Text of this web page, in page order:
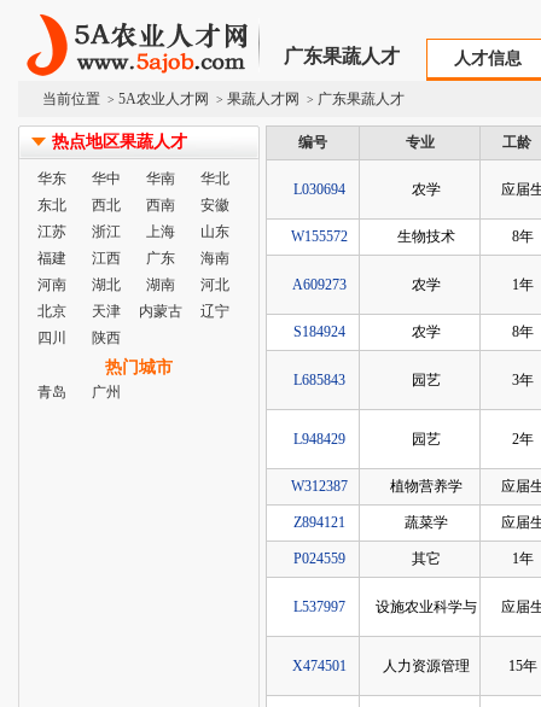
广东果蔬人才 人才信息
当前位置 > 5A农业人才网 > 果蔬人才网 > 广东果蔬人才
热点地区果蔬人才
华东 华中 华南
华北
东北
西北 西南
安徽
江苏
浙江 上海
山东
福建
江西 广东
海南
河南
湖北 湖南
河北
北京
天津 内蒙古
辽宁
四川
陕西
热门城市
青岛 广州
编号 专业 工龄
L030694 农学 应届
W155572 生物技术 8年
A609273 农学 1年
S184924 农学 8年
L685843 园艺 3年
L948429 园艺 2年
W312387 植物营养学 应届
Z894121 蔬菜学 应届
P024559 其它 1年
L537997 设施农业科学与 应届
X474501 人力资源管理 15年